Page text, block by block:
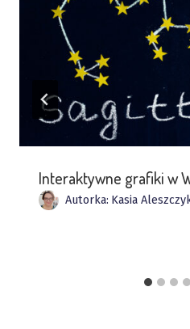
Interaktywne grafiki w
Autorka: Kasia